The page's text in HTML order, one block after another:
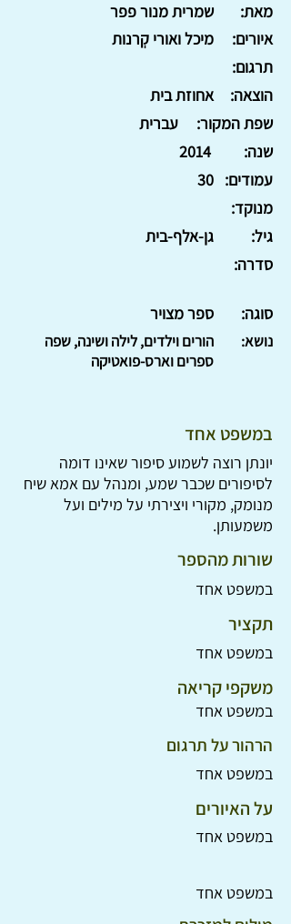
שמרית מנור פפר
מאת:
מיכל ואורי קְרנות
איורים:
תרגום:
אחוזת בית
הוצאה:
עברית
שפת המקור:
2014
שנה:
30 עמודים:
מנוקד:
גן-אלף-בית
גיל:
סדרה:
ספר מצויר סוגה:
הורים וילדים, לילה ושינה, שפה
ספרים וארס-פואטיקה
נושא:
במשפט אחד
יונתן רוצה לשמוע סיפור שאינו דומה
לסיפורים שכבר שמע, ומנהל עם אמא שיח
מנומק, מקורי ויצירתי על מילים ועל
משמעותן.
שורות מהספר
במשפט אחד
תקציר
במשפט אחד
משקפי קריאה
במשפט אחד
הרהור על תרגום
במשפט אחד
על האיורים
במשפט אחד
במשפט אחד